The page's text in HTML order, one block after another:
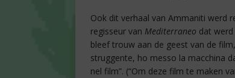
Ook dit verhaal van Ammaniti werd
regisseur van Mediterraneo dat
bleef trouw aan de geest van de
struggente, ho messo la macchina
nel film”. (“Om deze film te maken